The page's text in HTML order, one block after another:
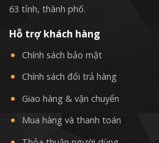
63 tỉnh, thành phố.
Hỗ trợ khách hàng
Chính sách bảo mật
Chính sách đổi trả hàng
Giao hàng & vận chuyển
Mua hàng và thanh toán